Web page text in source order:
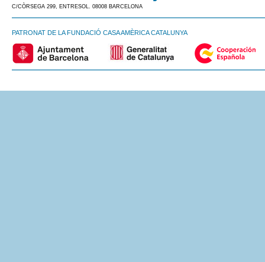
C/CÒRSEGA 299, ENTRESOL. 08008 BARCELONA
PATRONAT DE LA FUNDACIÓ CASA AMÈRICA CATALUNYA